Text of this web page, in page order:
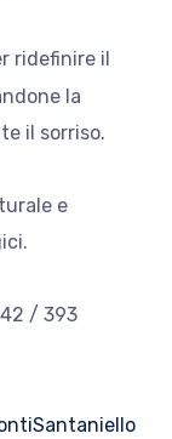
ridefinire il
la
il sorriso.
e
/ 393